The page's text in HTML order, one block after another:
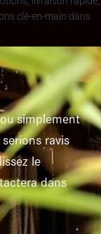
clé-en-main dans
simplement
ravis
le
dans